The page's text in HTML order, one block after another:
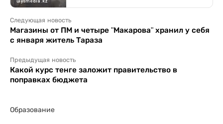
Следующая новость
Магазины от ПМ и четыре "Макарова" хранил у себя
с января житель Тараза
Предыдущая новость
Какой курс тенге заложит правительство в
поправках бюджета
Образование